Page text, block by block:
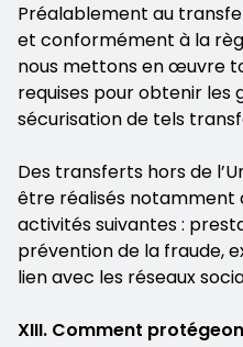
Préalablement au
et conformément à la
nous mettons en œuvre
requises pour obtenir les
sécurisation de tels
Des transferts hors de
être réalisés notamment
activités suivantes :
prévention de la fraude,
lien avec les réseaux
XIII. Comment